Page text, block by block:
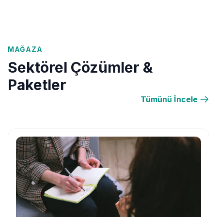
MAĞAZA
Sektörel Çözümler &
Paketler
Tümünü İncele